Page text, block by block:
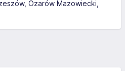
Ozarów Mazowiecki